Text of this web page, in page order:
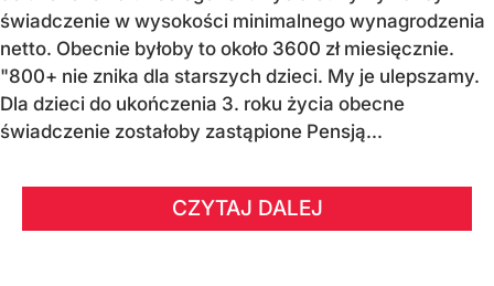
świadczenie w wysokości minimalnego wynagrodzenia
netto. Obecnie byłoby to około 3600 zł miesięcznie.
"800+ nie znika dla starszych dzieci. My je ulepszamy.
Dla dzieci do ukończenia 3. roku życia obecne
świadczenie zostałoby zastąpione Pensją...
CZYTAJ DALEJ